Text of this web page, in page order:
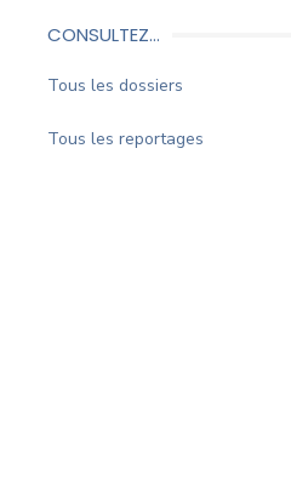
CONSULTEZ…
Tous les dossiers
Tous les reportages